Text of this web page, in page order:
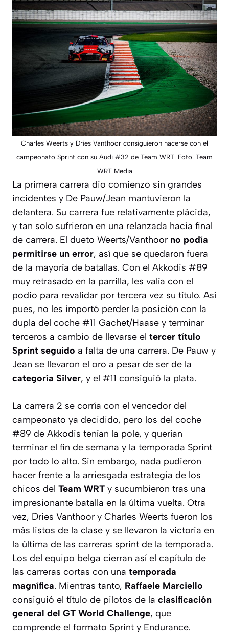
Charles Weerts y Dries Vanthoor consiguieron hacerse con el
campeonato Sprint con su Audi #32 de Team WRT. Foto: Team
WRT Media
La primera carrera dio comienzo sin grandes
incidentes y De Pauw/Jean mantuvieron la
delantera. Su carrera fue relativamente plácida,
y tan solo sufrieron en una relanzada hacia final
de carrera. El dueto Weerts/Vanthoor no podía
permitirse un error, así que se quedaron fuera
de la mayoría de batallas. Con el Akkodis #89
muy retrasado en la parrilla, les valía con el
podio para revalidar por tercera vez su título. Así
pues, no les importó perder la posición con la
dupla del coche #11 Gachet/Haase y terminar
terceros a cambio de llevarse el tercer título
Sprint seguido a falta de una carrera. De Pauw y
Jean se llevaron el oro a pesar de ser de la
categoría Silver, y el #11 consiguió la plata.
La carrera 2 se corría con el vencedor del
campeonato ya decidido, pero los del coche
#89 de Akkodis tenían la pole, y querían
terminar el fin de semana y la temporada Sprint
por todo lo alto. Sin embargo, nada pudieron
hacer frente a la arriesgada estrategia de los
chicos del Team WRT y sucumbieron tras una
impresionante batalla en la última vuelta. Otra
vez, Dries Vanthoor y Charles Weerts fueron los
más listos de la clase y se llevaron la victoria en
la última de las carreras sprint de la temporada.
Los del equipo belga cierran así el capítulo de
las carreras cortas con una temporada
magnífica. Mientras tanto, Raffaele Marciello
consiguió el título de pilotos de la clasificación
general del GT World Challenge, que
comprende el formato Sprint y Endurance.